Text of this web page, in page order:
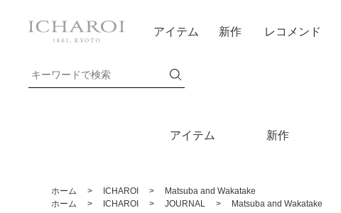
アイテム 新作
アイテム 新作 レコメンド
ホーム > ICHAROI >
Matsuba and Wakatake
ホーム
> ICHAROI > JOURNAL > Matsuba and Wakatake